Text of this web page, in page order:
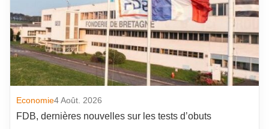
Economie4 Août. 2026
FDB, dernières nouvelles sur les tests d’obuts